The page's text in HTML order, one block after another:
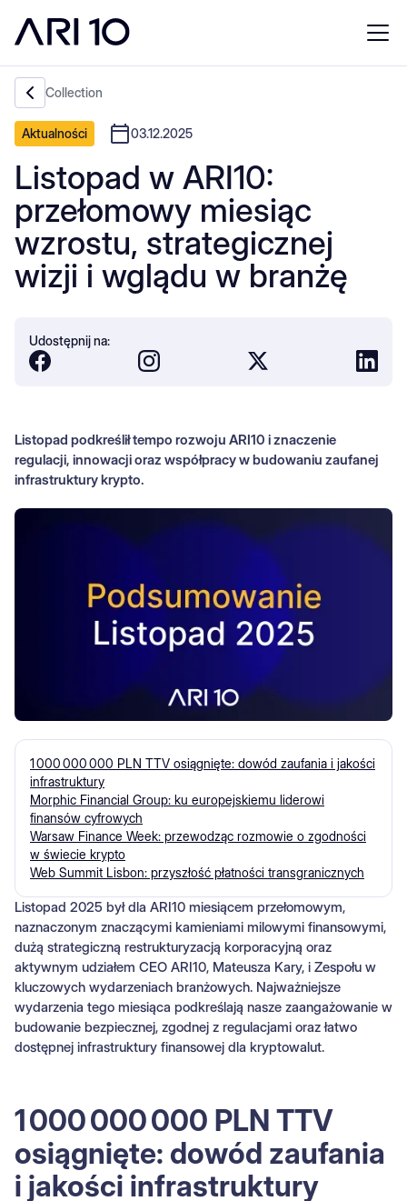
Collection
Aktualności 03.12.2025
Listopad w ARI10:
przełomowy miesiąc
wzrostu, strategicznej
wizji i wglądu w branżę
Udostępnij na:
Listopad podkreślił tempo rozwoju ARI10 i znaczenie
regulacji, innowacji oraz współpracy w budowaniu zaufanej
infrastruktury krypto.
1 000 000 000 PLN TTV osiągnięte: dowód zaufania i jakości
infrastruktury
Morphic Financial Group: ku europejskiemu liderowi
finansów cyfrowych
Warsaw Finance Week: przewodząc rozmowie o zgodności
w świecie krypto
Web Summit Lisbon: przyszłość płatności transgranicznych
Listopad 2025 był dla ARI10 miesiącem przełomowym,
naznaczonym znaczącymi kamieniami milowymi finansowymi,
dużą strategiczną restrukturyzacją korporacyjną oraz
aktywnym udziałem CEO ARI10, Mateusza Kary, i Zespołu w
kluczowych wydarzeniach branżowych. Najważniejsze
wydarzenia tego miesiąca podkreślają nasze zaangażowanie w
budowanie bezpiecznej, zgodnej z regulacjami oraz łatwo
dostępnej infrastruktury finansowej dla kryptowalut.
1 000 000 000 PLN TTV
osiągnięte: dowód zaufania
i jakości infrastruktury